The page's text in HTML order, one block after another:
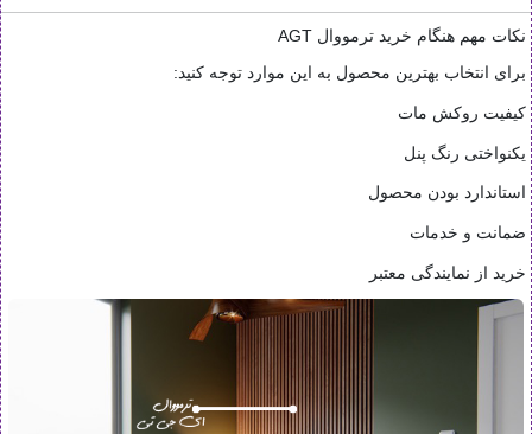
نکات مهم هنگام خرید ترمووال AGT
برای انتخاب بهترین محصول به این موارد توجه کنید:
کیفیت روکش مات
یکنواختی رنگ پنل
استاندارد بودن محصول
ضمانت و خدمات
خرید از نمایندگی معتبر